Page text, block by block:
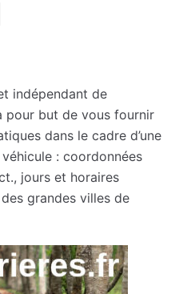
indépendant de
pour but de vous fournir
dans le cadre d’une
: coordonnées
jours et horaires
grandes villes de